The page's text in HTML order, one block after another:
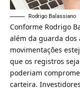
Rodrigo Balassiano
Conforme Rodrigo
além da guarda dos
movimentações
que os registros
poderiam
carteira.